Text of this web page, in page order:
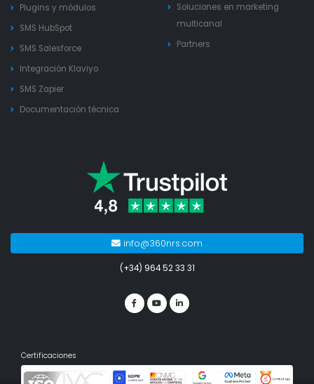
Plugins y módulos
SMS HubSpot
SMS Salesforce
Integración Klaviyo
SMS Zapier
Documentación técnica
Soluciones en marketing
multicanal
Partners
info@360nrs.com
(+34) 964 52 33 31
Certificaciones